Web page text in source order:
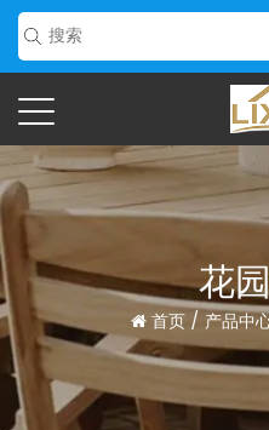
花
首页/ 产品中